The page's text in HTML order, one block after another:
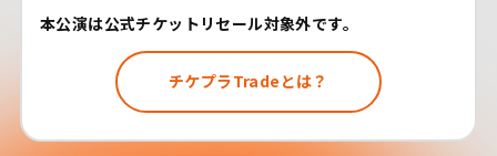
本公演は公式チケットリセール対象外です。
チケプラTradeとは？